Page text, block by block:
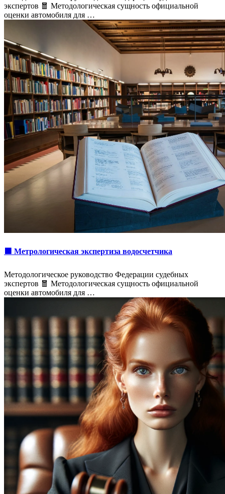
экспертов 🧧 Методологическая сущность официальной
оценки автомобиля для …
🟩 Метрологическая экспертиза водосчетчика
Методологическое руководство Федерации судебных
экспертов 🧧 Методологическая сущность официальной
оценки автомобиля для …